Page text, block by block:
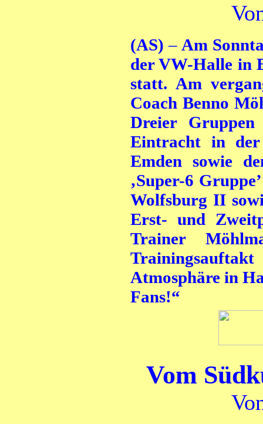
(AS) – Am
der VW-Halle in
statt. Am
Coach Benno
Dreier
Eintracht in
Emden sowie
‚Super-6
Wolfsburg II
Erst- und
Trainer
Atmosphäre in
Fans!“
Vom